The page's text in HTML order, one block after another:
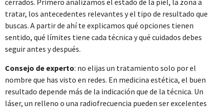
cerrados. Primero analizamos el estado de la piel, la zona a
tratar, los antecedentes relevantes y el tipo de resultado que
buscas. A partir de ahí te explicamos qué opciones tienen
sentido, qué límites tiene cada técnica y qué cuidados debes
seguir antes y después.
Consejo de experto: no elijas un tratamiento solo por el
nombre que has visto en redes. En medicina estética, el buen
resultado depende más de la indicación que de la técnica. Un
láser, un relleno o una radiofrecuencia pueden ser excelentes